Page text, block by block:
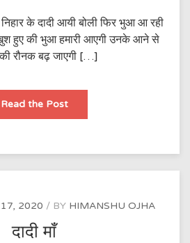
के दादी आयी बोली फिर भुआ आ रही
हुए की भुआ हमारी आएगी उनके आने से
रौनक बढ़ जाएगी […]
Read the Postभुआ
2020 BY HIMANSHU OJHA
दादी माँ